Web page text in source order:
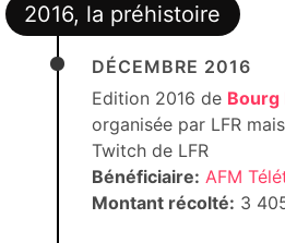
2016, la préhistoire
DÉCEMBRE 2016
Edition 2016 de Bourg
organisée par LFR
Twitch de LFR
Bénéficiaire: AFM
Montant récolté: 3